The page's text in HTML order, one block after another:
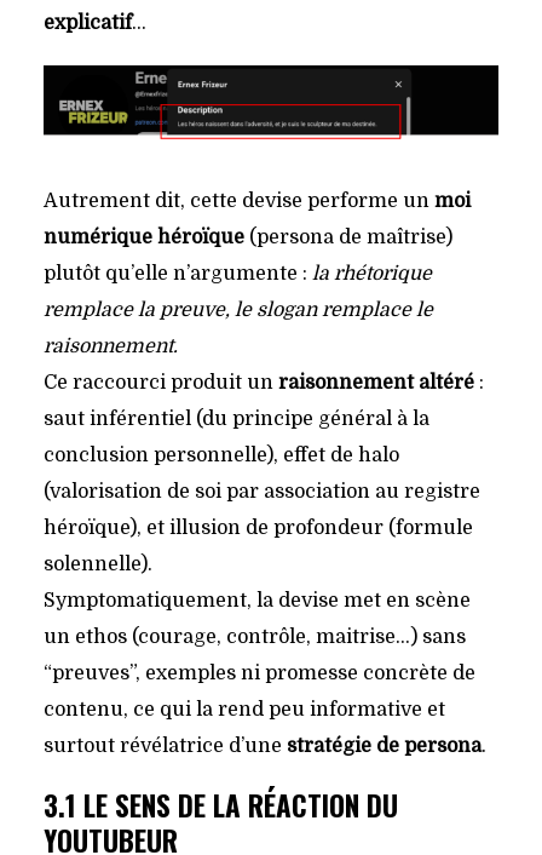
explicatif…
Autrement dit, cette devise performe un moi
numérique héroïque(persona de maîtrise)
plutôt qu’elle n’argumente : la rhétorique
remplace la preuve, le slogan remplace le
raisonnement.
Ce raccourci produit un raisonnement altéré:
saut inférentiel (du principe général à la
conclusion personnelle), effet de halo
(valorisation de soi par association au registre
héroïque), et illusion de profondeur (formule
solennelle).
Symptomatiquement, la devise met en scène
un ethos (courage, contrôle, maitrise…) sans
“preuves”, exemples ni promesse concrète de
contenu, ce qui la rend peu informative et
surtout révélatrice d’une stratégie de persona.
3.1 LE SENS DE LA RÉACTION DU
YOUTUBEUR